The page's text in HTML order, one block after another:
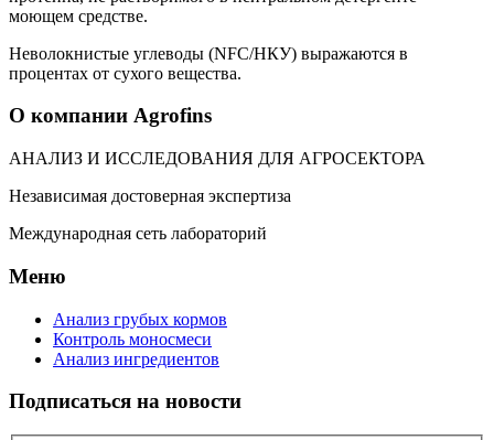
моющем средстве.
Неволокнистые углеводы (NFC/НКУ) выражаются в
процентах от сухого вещества.
О компании Agrofins
АНАЛИЗ И ИССЛЕДОВАНИЯ ДЛЯ АГРОСЕКТОРА
Независимая достоверная экспертиза
Международная сеть лабораторий
Меню
Анализ грубых кормов
Контроль моносмеси
Анализ ингредиентов
Подписаться на новости